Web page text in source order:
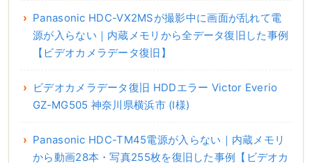
Panasonic HDC-VX2MSが撮影中に画面が乱れて電
源が入らない｜内蔵メモリから全データ復旧した事例
【ビデオカメラデータ復旧】
ビデオカメラデータ復旧 HDDエラー Victor Everio
GZ-MG505 神奈川県横浜市 (I様)
Panasonic HDC-TM45電源が入らない｜内蔵メモリ
から動画28本・写真255枚を復旧した事例【ビデオカ